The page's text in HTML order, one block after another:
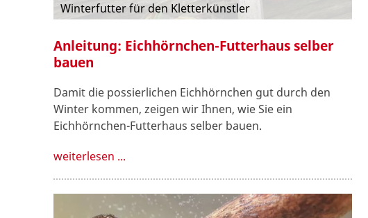
Winterfutter für den Kletterkünstler
Anleitung: Eichhörnchen-Futterhaus selber
bauen
Damit die possierlichen Eichhörnchen gut durch den
Winter kommen, zeigen wir Ihnen, wie Sie ein
Eichhörnchen-Futterhaus selber bauen.
weiterlesen ...